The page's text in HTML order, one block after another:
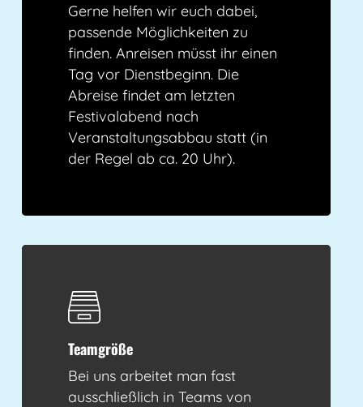
Gerne helfen wir euch dabei,
passende Möglichkeiten zu
finden. Anreisen müsst ihr einen
Tag vor Dienstbeginn. Die
Abreise findet am letzten
Festivalabend nach
Veranstaltungsabbau statt (in
der Regel ab ca. 20 Uhr).
Teamgröße
Bei uns arbeitet man fast
ausschließlich in Teams von